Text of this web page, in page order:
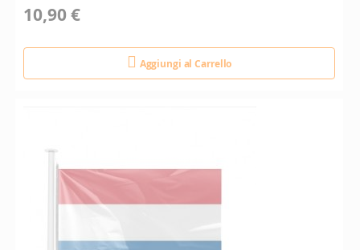
10,90 €
Aggiungi al Carrello